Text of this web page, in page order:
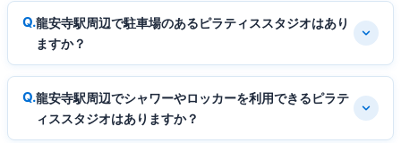
龍安寺駅周辺で駐車場のあるピラティススタジオはあり
ますか？
龍安寺駅周辺でシャワーやロッカーを利用できるピラテ
ィススタジオはありますか？